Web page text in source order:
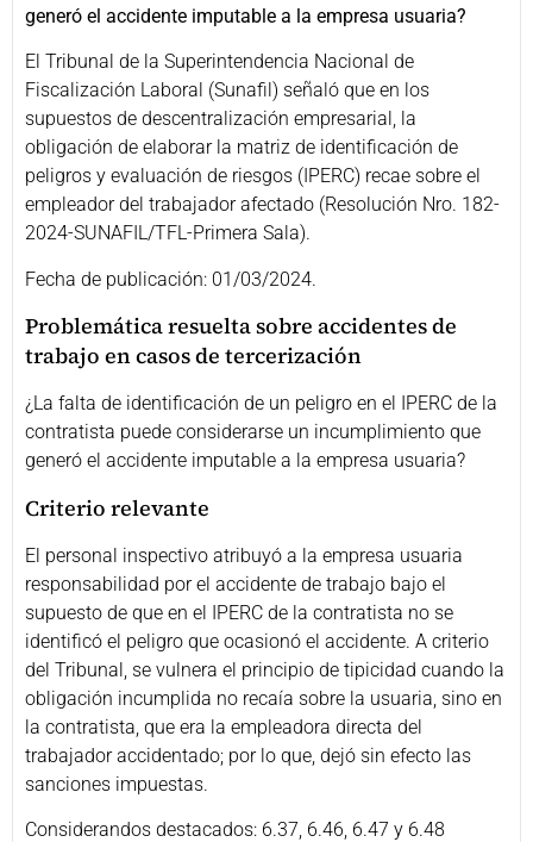
generó el accidente imputable a la empresa usuaria?
El Tribunal de la Superintendencia Nacional de
Fiscalización Laboral (Sunafil) señaló que en los
supuestos de descentralización empresarial, la
obligación de elaborar la matriz de identificación de
peligros y evaluación de riesgos (IPERC) recae sobre el
empleador del trabajador afectado (Resolución Nro. 182-
2024-SUNAFIL/TFL-Primera Sala).
Fecha de publicación: 01/03/2024.
Problemática resuelta sobre accidentes de
trabajo en casos de tercerización
¿La falta de identificación de un peligro en el IPERC de la
contratista puede considerarse un incumplimiento que
generó el accidente imputable a la empresa usuaria?
Criterio relevante
El personal inspectivo atribuyó a la empresa usuaria
responsabilidad por el accidente de trabajo bajo el
supuesto de que en el IPERC de la contratista no se
identificó el peligro que ocasionó el accidente. A criterio
del Tribunal, se vulnera el principio de tipicidad cuando la
obligación incumplida no recaía sobre la usuaria, sino en
la contratista, que era la empleadora directa del
trabajador accidentado; por lo que, dejó sin efecto las
sanciones impuestas.
Considerandos destacados: 6.37, 6.46, 6.47 y 6.48